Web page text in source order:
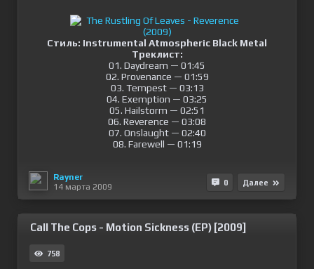
Стиль: Instrumental Atmospheric Black Metal
Треклист:
01. Daydream — 01:45
02. Provenance — 01:59
03. Tempest — 03:13
04. Exemption — 03:25
05. Hailstorm — 02:51
06. Reverence — 03:08
07. Onslaught — 02:40
08. Farewell — 01:19
Rayner
14 марта 2009
0 Далее
Call The Cops - Motion Sickness (EP) [2009]
758